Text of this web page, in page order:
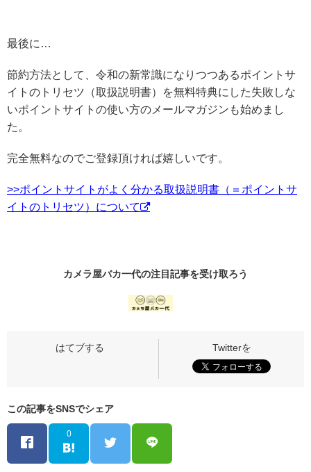
最後に…
節約方法として、令和の新常識になりつつあるポイントサ
イトのトリセツ（取扱説明書）を無料特典にした失敗しな
いポイントサイトの使い方のメールマガジンも始めまし
た。
完全無料なのでご登録頂ければ嬉しいです。
>>ポイントサイトがよく分かる取扱説明書（＝ポイントサ
イトのトリセツ）について
カメラ屋バカ一代の注目記事を受け取ろう
この記事をSNSでシェア
0